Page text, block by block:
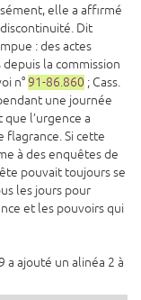
elle a affirmé
Dit
: des actes
la commission
n° 91-86.860 ; Cass.
une journée
que l’urgence a
flagrance. Si cette
à des enquêtes de
pouvait toujours se
les jours pour
et les pouvoirs qui
a ajouté un alinéa 2 à